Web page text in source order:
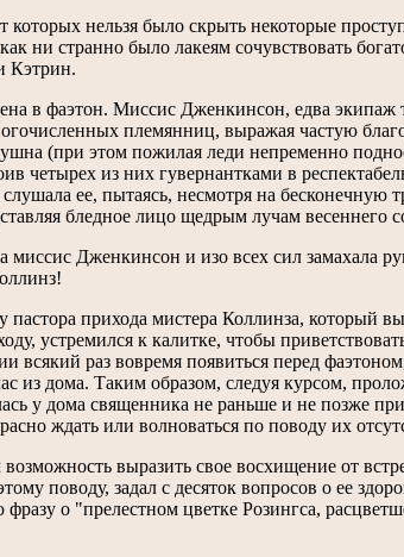
нельзя было скрыть некоторые
ни странно было лакеям сочувствовать
Кэтрин.
в фаэтон. Миссис Дженкинсон, едва экипаж
племянниц, выражая частую
(при этом пожилая леди непременно
четырех из них гувернантками в
ее, пытаясь, несмотря на бесконечную
бледное лицо щедрым лучам весеннего
Дженкинсон и изо всех сил замахала
прихода мистера Коллинза, который
устремился к калитке, чтобы
всякий раз вовремя появиться перед
из дома. Таким образом, следуя курсом,
у дома священника не раньше и не позже
ждать или волноваться по поводу их
выразить свое восхищение от
поводу, задал с десяток вопросов о ее
о "прелестном цветке Розингса,